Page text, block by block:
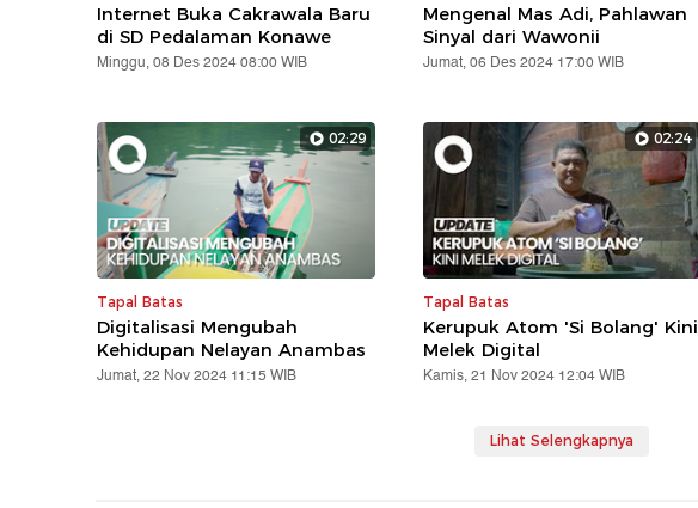
Internet Buka Cakrawala Baru
di SD Pedalaman Konawe
Minggu, 08 Des 2024 08:00 WIB
Mengenal Mas Adi, Pahlawan
Sinyal dari Wawonii
Jumat, 06 Des 2024 17:00 WIB
02:29
Tapal Batas
Digitalisasi Mengubah
Kehidupan Nelayan Anambas
Jumat, 22 Nov 2024 11:15 WIB
02:24
Tapal Batas
Kerupuk Atom 'Si Bolang' Kini
Melek Digital
Kamis, 21 Nov 2024 12:04 WIB
Lihat Selengkapnya